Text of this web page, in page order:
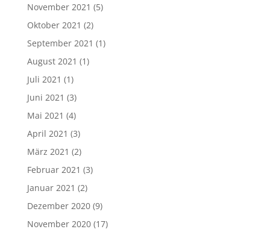
November 2021 (5)
Oktober 2021 (2)
September 2021 (1)
August 2021 (1)
Juli 2021 (1)
Juni 2021 (3)
Mai 2021 (4)
April 2021 (3)
März 2021 (2)
Februar 2021 (3)
Januar 2021 (2)
Dezember 2020(9)
November 2020(17)